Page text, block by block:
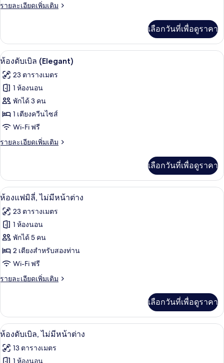
ลัก
(Family)
รายละเอียดเพิ่มเติม
ราย
เกี่ยว
กับ
ห้อง
ลัก
ซ์
(Family)
เลือกวันที่เพื่อดูราคา
เปิด
ภาพถ่าย
ทั้งหมด
ของ
ห้อง
ดับเบิล
(Elegant)
ห้องดับเบิล (Elegant) | เครื่องนอนระ
9
ห้องดับเบิล (Elegant)
23 ตารางเมตร
1 ห้องนอน
พักได้ 3 คน
1 เตียงควีนไซส์
Wi-Fi ฟรี
รายละเอียดเพิ่มเติม
ราย
เกี่ยว
กับ
ห้อง
(Elegant)
เลือกวันที่เพื่อดูราคา
เปิด
ภาพถ่าย
ทั้งหมด
ของ
ห้อง
แฟ
มิ
ไม่มี
หน้าต่าง
ห้องแฟมิลี่, ไม่มีหน้าต่าง | เครื่องนอน
7
ห้องแฟมิลี่, ไม่มีหน้าต่าง
23 ตารางเมตร
1 ห้องนอน
พักได้ 5 คน
2 เตียงสำหรับสองท่าน
Wi-Fi ฟรี
รายละเอียดเพิ่มเติม
ราย
เกี่ยว
กับ
ห้อง
มิ
ลี่,
เลือกวันที่เพื่อดูราคา
เปิด
ภาพถ่าย
ทั้งหมด
ห้องดับเบิล, ไม่มีหน้าต่าง | เครื่องนอ
9
ห้องดับเบิล, ไม่มีหน้าต่าง
13 ตารางเมตร
1 ห้องนอน